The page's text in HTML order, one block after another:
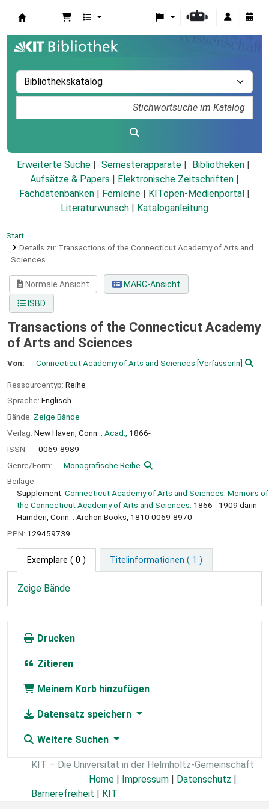
Erweiterte Suche Semesterapparate
Bibliotheken
Aufsätze & Papers
Elektronische Zeitschriften
Fachdatenbanken
Fernleihe KITopen-Medienportal
Literaturwunsch
Kataloganleitung
Start
Details zu: Transactions of the Connecticut Academy of Arts and
Sciences
Normale Ansicht
MARC-Ansicht
ISBD
Transactions of the Connecticut Academy
of Arts and Sciences
Von: Connecticut Academy of Arts and Sciences [VerfasserIn]
Ressourcentyp: Reihe
Sprache: Englisch
Bände: Zeige Bände
Verlag: New Haven, Conn. : Acad.,
1866-
ISSN:
0069-8989
Genre/Form:
Monografische Reihe
Beilage:
Supplement: Connecticut Academy of Arts and Sciences. Memoirs of
the Connecticut Academy of Arts and Sciences. 1866 - 1909 darin
Hamden, Conn. : Archon Books, 1810 0069-8970
PPN: 129459739
Exemplare ( 0 ) Titelinformationen ( 1 )
Zeige Bände
Drucken
Zitieren
Meinem Korb hinzufügen
Datensatz speichern
Weitere Suchen
KIT – Die Universität in der Helmholtz-Gemeinschaft
Home | Impressum | Datenschutz |
Barrierefreiheit | KIT